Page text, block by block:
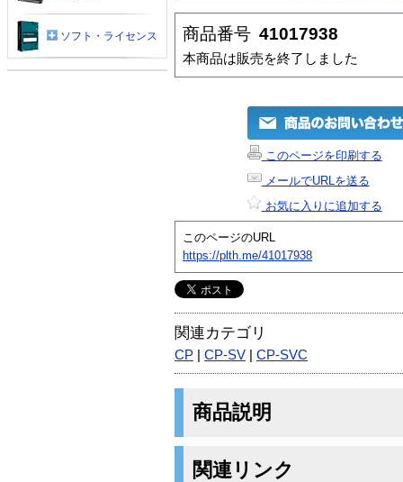
商品番号 41017938
本商品は販売を終了しました
このページを印刷する
メールでURLを送る
お気に入りに追加する
このページのURL
https://plth.me/41017938
関連カテゴリ
CP CP-SV CP-SVC
商品説明
関連リンク
ソフト・ライセンス